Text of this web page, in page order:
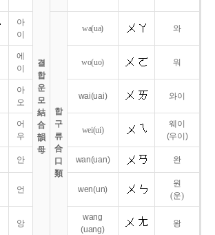
결
합
운
모
結
合
韻
母
아
이
합
구
류
合
口
類
wa(ua) 와
에
이
wo(uo) 워
아
오
wai(uai) 와이
어
우
wei(ui)
웨이
(우이)
안 wan(uan) 완
언 wen(un)
원
(운)
앙
wang
(uang)
왕